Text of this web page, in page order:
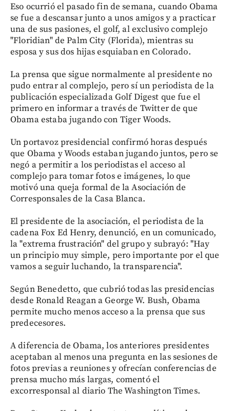
Eso ocurrió el pasado fin de semana, cuando Obama
se fue a descansar junto a unos amigos y a practicar
una de sus pasiones, el golf, al exclusivo complejo
"Floridian" de Palm City (Florida), mientras su
esposa y sus dos hijas esquiaban en Colorado.
La prensa que sigue normalmente al presidente no
pudo entrar al complejo, pero sí un periodista de la
publicación especializada Golf Digest que fue el
primero en informar a través de Twitter de que
Obama estaba jugando con Tiger Woods.
Un portavoz presidencial confirmó horas después
que Obama y Woods estaban jugando juntos, pero se
negó a permitir a los periodistas el acceso al
complejo para tomar fotos e imágenes, lo que
motivó una queja formal de la Asociación de
Corresponsales de la Casa Blanca.
El presidente de la asociación, el periodista de la
cadena Fox Ed Henry, denunció, en un comunicado,
la "extrema frustración" del grupo y subrayó: "Hay
un principio muy simple, pero importante por el que
vamos a seguir luchando, la transparencia".
Según Benedetto, que cubrió todas las presidencias
desde Ronald Reagan a George W. Bush, Obama
permite mucho menos acceso a la prensa que sus
predecesores.
A diferencia de Obama, los anteriores presidentes
aceptaban al menos una pregunta en las sesiones de
fotos previas a reuniones y ofrecían conferencias de
prensa mucho más largas, comentó el
excorresponsal al diario The Washington Times.